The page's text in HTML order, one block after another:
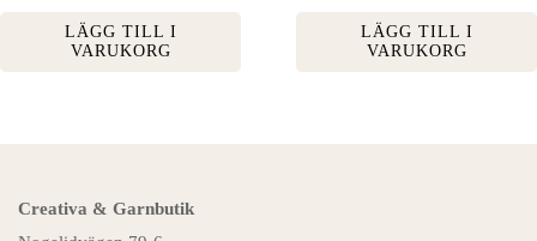
LÄGG TILL I
VARUKORG
LÄGG TILL I
VARUKORG
Creativa & Garnbutik